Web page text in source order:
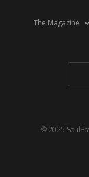
The Magazine
© 2025